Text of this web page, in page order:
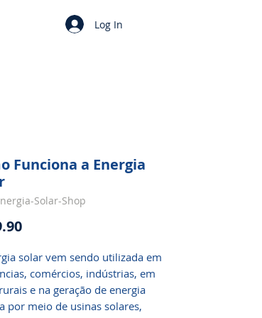
Log In
Funciona a Energia
Solar-Shop
Price
solar vem sendo utilizada em
comércios, indústrias, em
e na geração de energia
por meio de usinas solares,